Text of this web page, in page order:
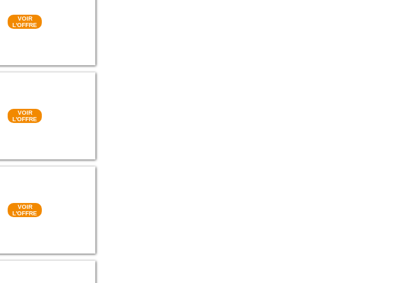
VOIR
L'OFFRE
VOIR
L'OFFRE
VOIR
L'OFFRE